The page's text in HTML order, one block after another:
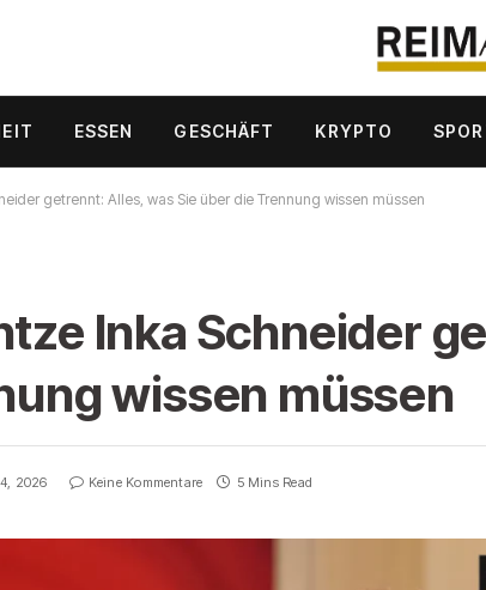
ESSEN GESCHÄFT KRYPTO
getrennt: Alles, was Sie über die Trennung wissen müssen
Inka Schneider
wissen müssen
2026 Keine Kommentare 5 Mins Read